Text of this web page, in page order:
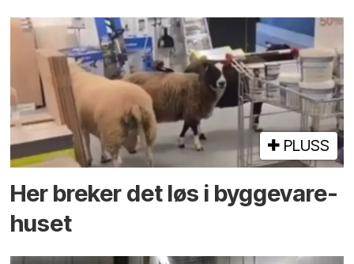
PLUSS
Her breker det løs i bygge­vare­
huset